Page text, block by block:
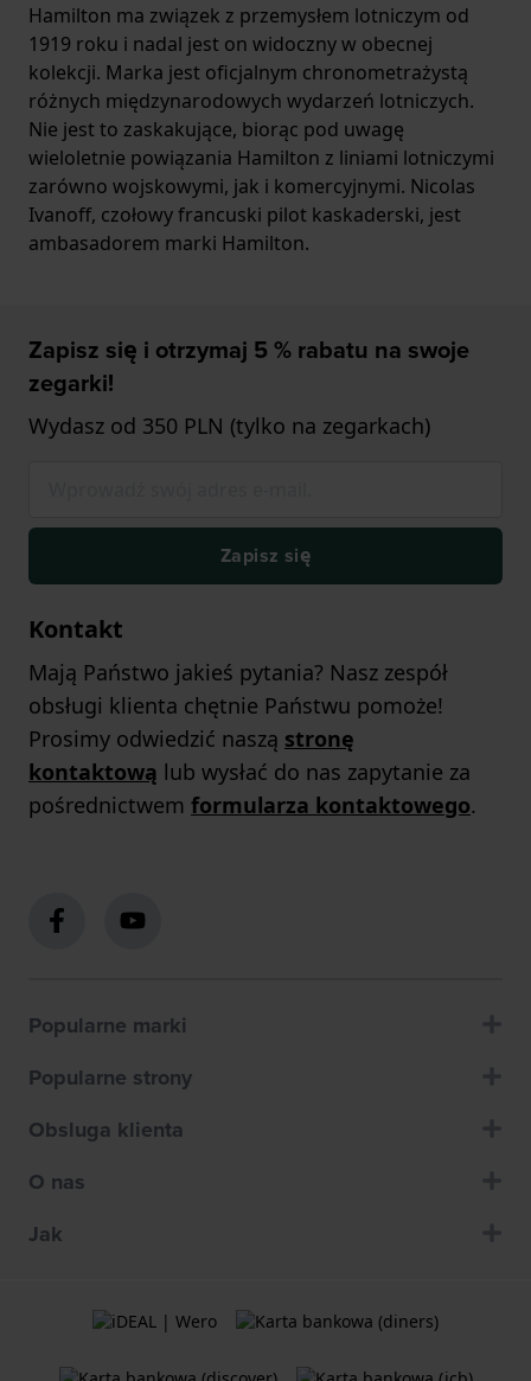
Hamilton ma związek z przemysłem lotniczym od
1919 roku i nadal jest on widoczny w obecnej
kolekcji. Marka jest oficjalnym chronometrażystą
różnych międzynarodowych wydarzeń lotniczych.
Nie jest to zaskakujące, biorąc pod uwagę
wieloletnie powiązania Hamilton z liniami lotniczymi
zarówno wojskowymi, jak i komercyjnymi. Nicolas
Ivanoff, czołowy francuski pilot kaskaderski, jest
ambasadorem marki Hamilton.
Zapisz się i otrzymaj 5 % rabatu na swoje
zegarki!
Wydasz od 350 PLN (tylko na zegarkach)
Zapisz się
Kontakt
Mają Państwo jakieś pytania? Nasz zespół
obsługi klienta chętnie Państwu pomoże!
Prosimy odwiedzić naszą stronę
kontaktową lub wysłać do nas zapytanie za
pośrednictwem formularza kontaktowego.
Popularne marki
Popularne strony
Obsluga klienta
O nas
Jak